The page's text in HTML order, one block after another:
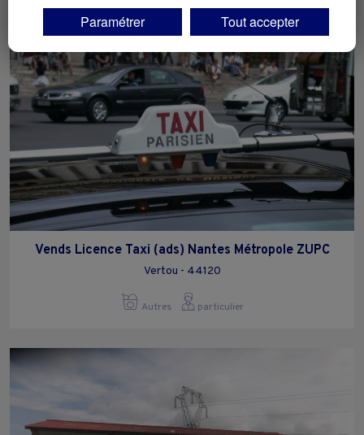
Vends Licence Taxi (ads) Nantes Métropole ZUPC
Vertou - 44120
Autres particulier
vos centres d'intérêt. Seuls lescookies/traceurs techniquesseront
déposés et lus sur votre terminal.
Vous pouvez exprimer vos choix en cliquant sur "Tout accepter",
"Continuer sans accepter" ou "Paramétrer", et les modifier à tout
moment en cliquant sur le lien "Paramétrez vos choix" situé en bas de
page.
Paramétrer Tout accepter